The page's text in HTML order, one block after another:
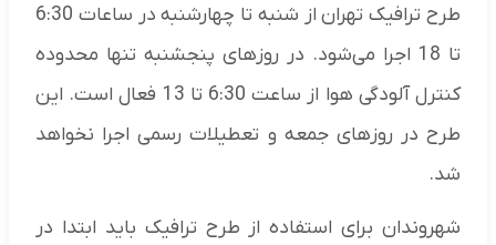
طرح ترافیک تهران از شنبه تا چهارشنبه در ساعات 6:30
تا 18 اجرا می‌شود. در روزهای پنجشنبه تنها محدوده
کنترل آلودگی هوا از ساعت 6:30 تا 13 فعال است. این
طرح در روزهای جمعه و تعطیلات رسمی اجرا نخواهد
شد.
شهروندان برای استفاده از طرح ترافیک باید ابتدا در